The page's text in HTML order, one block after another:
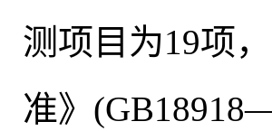
测项目为19项，
准》